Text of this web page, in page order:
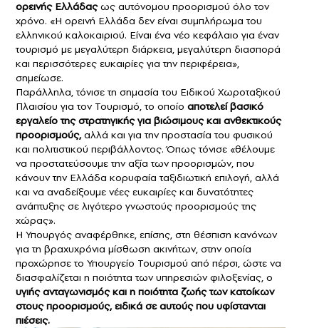
ορεινής Ελλάδαςως αυτόνομου προορισμού όλο τον
χρόνο. «Η ορεινή Ελλάδα δεν είναι συμπλήρωμα του
ελληνικού καλοκαιριού. Είναι ένα νέο κεφάλαιο για έναν
τουρισμό με μεγαλύτερη διάρκεια, μεγαλύτερη διασπορά
και περισσότερες ευκαιρίες για την περιφέρεια»,
σημείωσε.
Παράλληλα, τόνισε τη σημασία του Ειδικού Χωροταξικού
Πλαισίου για τον Τουρισμό, το οποίο αποτελεί βασικό
εργαλείο της στρατηγικής για βιώσιμους και ανθεκτικούς
προορισμούς,αλλά και για την προστασία του φυσικού
και πολιτιστικού περιβάλλοντος. Όπως τόνισε «θέλουμε
να προστατεύσουμε την αξία των προορισμών, που
κάνουν την Ελλάδα κορυφαία ταξιδιωτική επιλογή, αλλά
και να αναδείξουμε νέες ευκαιρίες και δυνατότητες
ανάπτυξης σε λιγότερο γνωστούς προορισμούς της
χώρας».
Η Υπουργός αναφέρθηκε, επίσης, στη θέσπιση κανόνων
για τη βραχυχρόνια μίσθωση ακινήτων, στην οποία
προχώρησε το Υπουργείο Τουρισμού από πέρσι, ώστε να
διασφαλίζεται η ποιότητα των υπηρεσιών φιλοξενίας, ο
υγιής ανταγωνισμός και η ποιότητα ζωής των κατοίκων
στους προορισμούς, ειδικά σε αυτούς που υφίστανται
πιέσεις.